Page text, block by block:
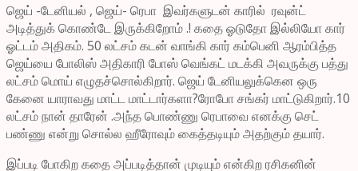
ஜெய் -டேனியல் , ஜெய்- ரெபா இவர்களுடன் காரில் ரவுன்ட்
அடித்துக் கொண்டே இருக்கிறோம் .! கதை ஓடுதோ இல்லியோ கார்
ஓட்டம் அதிகம். 50 லட்சம் கடன் வாங்கி கார் கம்பெனி ஆரம்பித்த
ஜெய்யை போலிஸ் அதிகாரி போஸ் வெங்கட் மடக்கி அவருக்கு பத்து
லட்சம் மொய் எழுதச்சொல்கிறார். ஜெய் டேனியலுக்கென ஒரு
கேனை யாராவது மாட்ட மாட்டார்களா?ரோபோ சங்கர் மாட்டுகிறார்.10
லட்சம் நான் தாரேன் .அந்த பொண்ணு ரெபாவை எனக்கு செட்
பண்ணு என்று சொல்ல ஹீரோவும் கைத்தடியும் அதற்கும் தயார்.
இப்படி போகிற கதை அப்படித்தான் முடியும் என்கிற ரசிகனின்